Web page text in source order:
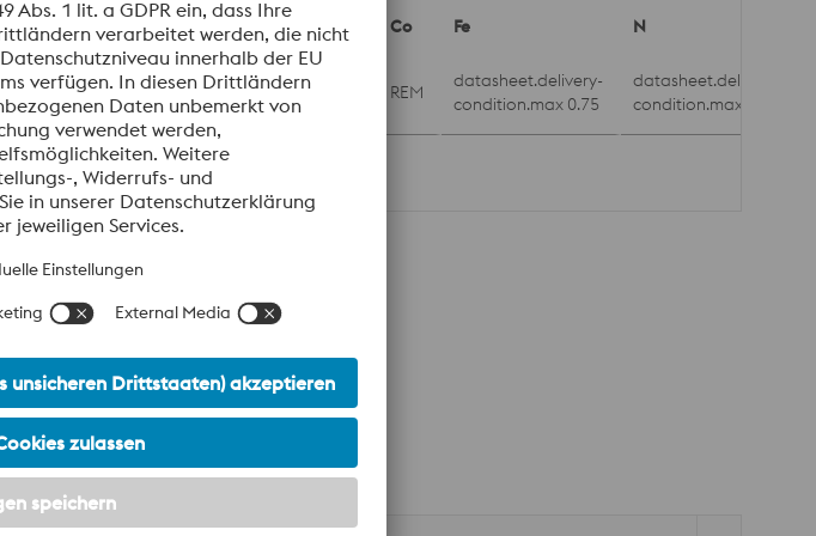
Mo Ni Co Fe N
5.0
datasheet.delivery-
condition.to 7.0
datasheet.delivery-
condition.max 1.0
REM
datasheet.delivery-
condition.max 0.75
datasheet.delivery-
condition.max 0.25